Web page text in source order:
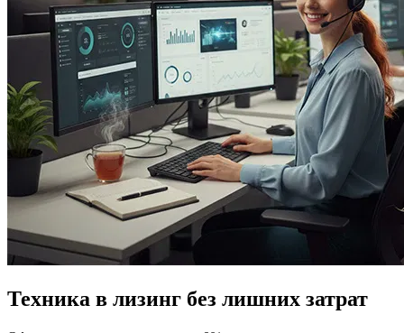
Техника в лизинг без лишних затрат